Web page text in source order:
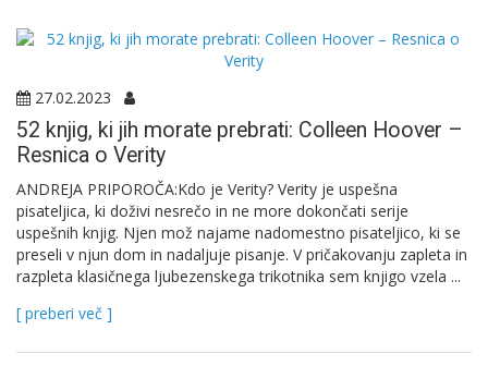
27.02.2023
52 knjig, ki jih morate prebrati: Colleen Hoover –
Resnica o Verity
ANDREJA PRIPOROČA:Kdo je Verity? Verity je uspešna
pisateljica, ki doživi nesrečo in ne more dokončati serije
uspešnih knjig. Njen mož najame nadomestno pisateljico, ki se
preseli v njun dom in nadaljuje pisanje. V pričakovanju zapleta in
razpleta klasičnega ljubezenskega trikotnika sem knjigo vzela ...
[ preberi več ]